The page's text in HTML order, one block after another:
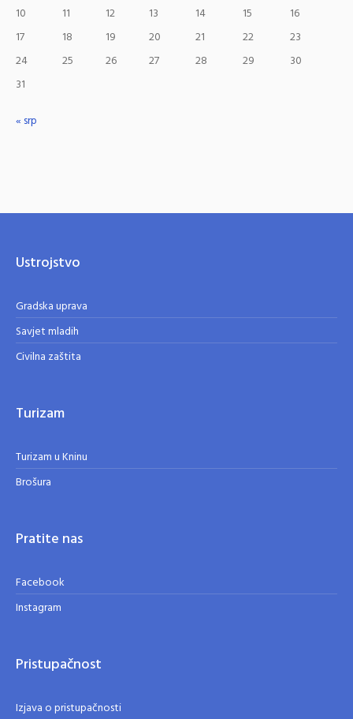
10
11 12 13 14 15
16
17
18 19 20 21 22
23
24
25 26 27 28 29
30
31
« srp
Ustrojstvo
Gradska uprava
Savjet mladih
Civilna zaštita
Turizam
Turizam u Kninu
Brošura
Pratite nas
Facebook
Instagram
Pristupačnost
Izjava o pristupačnosti